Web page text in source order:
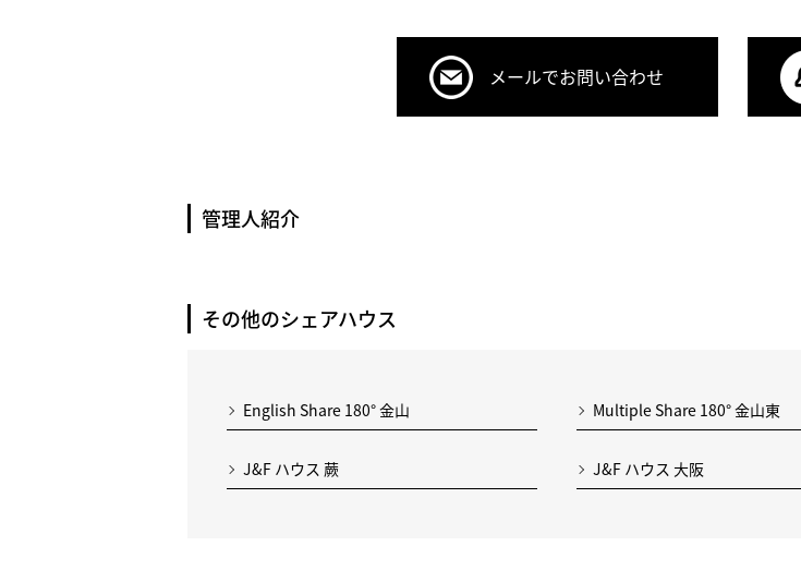
メールでお問い合わせ
管理人紹介
その他のシェアハウス
English Share 180° 金山 Multiple Share 180° 金山東
J&F ハウス 蕨 J&F ハウス 大阪